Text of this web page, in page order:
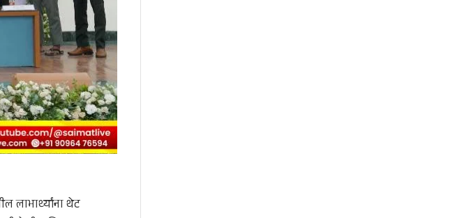
लाभार्थ्यांना थेट